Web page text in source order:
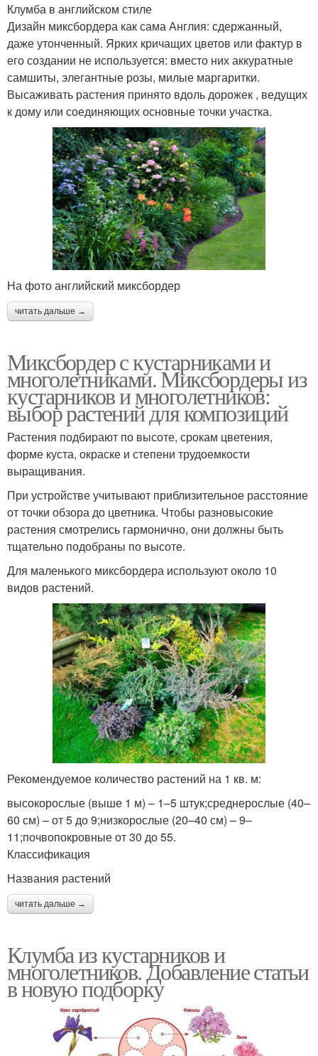
Клумба в английском стиле
Дизайн миксбордера как сама Англия: сдержанный,
даже утонченный. Ярких кричащих цветов или фактур в
его создании не используется: вместо них аккуратные
самшиты, элегантные розы, милые маргаритки.
Высаживать растения принято вдоль дорожек , ведущих
к дому или соединяющих основные точки участка.
На фото английский миксбордер
читать дальше →
Миксбордер с кустарниками и
многолетниками. Миксбордеры из
кустарников и многолетников:
выбор растений для композиций
Растения подбирают по высоте, срокам цветения,
форме куста, окраске и степени трудоемкости
выращивания.
При устройстве учитывают приблизительное расстояние
от точки обзора до цветника. Чтобы разновысокие
растения смотрелись гармонично, они должны быть
тщательно подобраны по высоте.
Для маленького миксбордера используют около 10
видов растений.
Рекомендуемое количество растений на 1 кв. м:
высокорослые (выше 1 м) – 1–5 штук;среднерослые (40–
60 см) – от 5 до 9;низкорослые (20–40 см) – 9–
11;почвопокровные от 30 до 55.
Классификация
Названия растений
читать дальше →
Клумба из кустарников и
многолетников. Добавление статьи
в новую подборку